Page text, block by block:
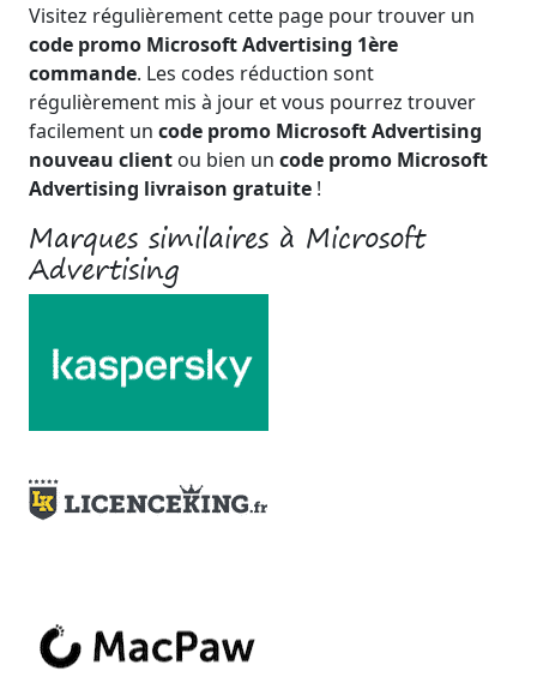
Visitez régulièrement cette page pour trouver un
code promo Microsoft Advertising 1ère
commande. Les codes réduction sont
régulièrement mis à jour et vous pourrez trouver
facilement un code promo Microsoft Advertising
nouveau client ou bien un code promo Microsoft
Advertising livraison gratuite !
Marques similaires à Microsoft
Advertising